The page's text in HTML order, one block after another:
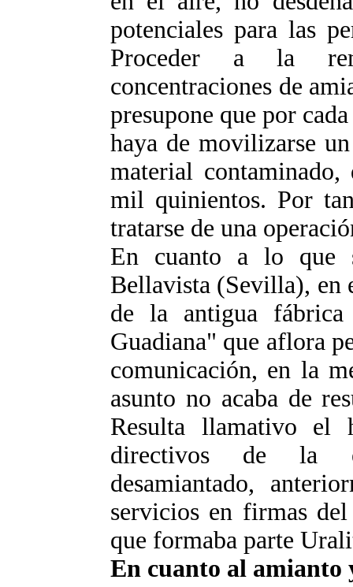
potenciales para las
Proceder a la
concentraciones de
presupone que por
haya de movilizarse
material
mil quinientos. Por
tratarse de una
En cuanto a lo que
Bellavista (Sevilla), en
de la antigua
Guadiana" que aflora
comunicación, en la
asunto no acaba de
Resulta llamativo el
directivos de la
desamiantado,
servicios en firmas
que formaba parte
En cuanto al